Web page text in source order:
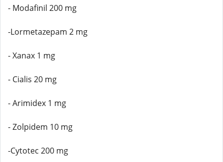
- Modafinil 200 mg
-Lormetazepam 2 mg
- Xanax 1 mg
- Cialis 20 mg
- Arimidex 1 mg
- Zolpidem 10 mg
-Cytotec 200 mg